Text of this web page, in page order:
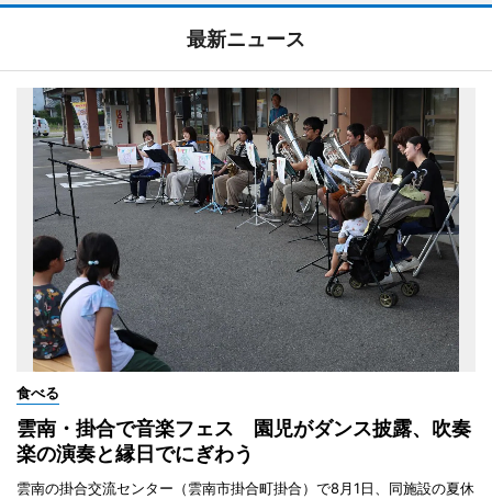
最新ニュース
食べる
雲南・掛合で音楽フェス 園児がダンス披露、吹奏
楽の演奏と縁日でにぎわう
雲南の掛合交流センター（雲南市掛合町掛合）で8月1日、同施設の夏休